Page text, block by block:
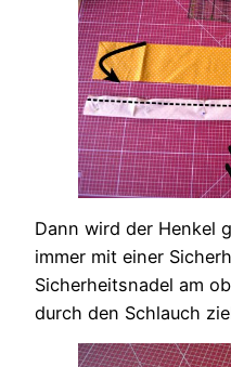
Dann wird der Henkel
immer mit einer
Sicherheitsnadel am
durch den Schlauch